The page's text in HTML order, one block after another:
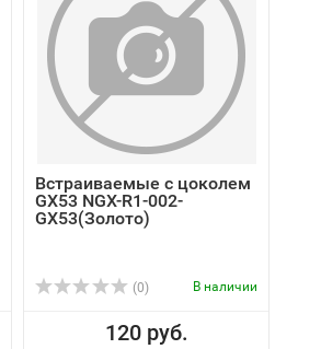
Встраиваемые с цоколем
GX53 NGX-R1-002-
GX53(Золото)
(0) В наличии
120 руб.